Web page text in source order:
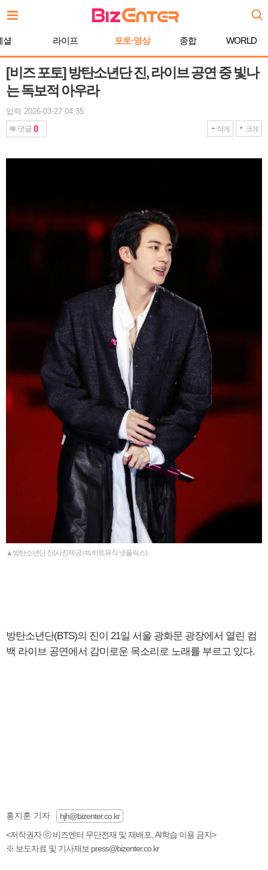
문
로
기
셜 라이프 포토·영상 종합 WORLD
[비즈 포토] 방탄소년단 진, 라이브 공연 중 빛나
는 독보적 아우라
입력 2026-03-27 04:35
댓글 0 작게 크게
▲방탄소년단 진(사진제공=빅히트뮤직 넷플릭스)
방탄소년단(BTS)의 진이 21일 서울 광화문 광장에서 열린 컴
백 라이브 공연에서 감미로운 목소리로 노래를 부르고 있다.
홍지훈 기자
hjh@bizenter.co.kr
<저작권자 ⓒ 비즈엔터 무단전재 및 재배포, AI학습 이용 금지>
※ 보도자료 및 기사제보 press@bizenter.co.kr